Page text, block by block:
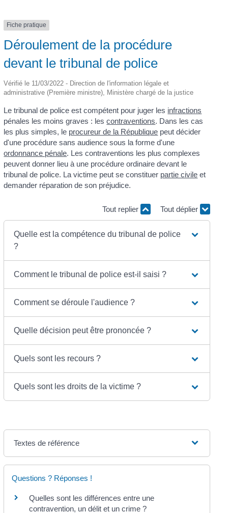
Fiche pratique
Déroulement de la procédure
devant le tribunal de police
Vérifié le 11/03/2022 - Direction de l'information légale et
administrative (Première ministre), Ministère chargé de la justice
Le tribunal de police est compétent pour juger les infractions
pénales les moins graves : lescontraventions. Dans les cas
les plus simples, le procureur de la République peut décider
d'une procédure sans audience sous la forme d'une
ordonnance pénale. Les contraventions les plus complexes
peuvent donner lieu à une procédure ordinaire devant le
tribunal de police. La victime peut se constituer partie civile et
demander réparation de son préjudice.
Tout replier Tout déplier
Quelle est la compétence du tribunal de police
?
Comment le tribunal de police est-il saisi ?
Comment se déroule l'audience ?
Quelle décision peut être prononcée ?
Quels sont les recours ?
Quels sont les droits de la victime ?
Textes de référence
Questions ? Réponses !
Quelles sont les différences entre une
contravention, un délit et un crime ?